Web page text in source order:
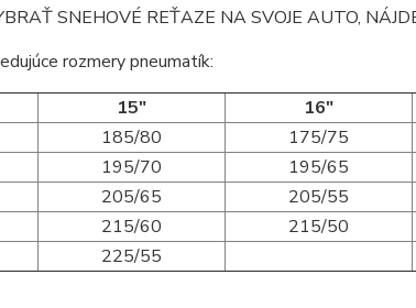
SNEHOVÉ REŤAZE NA SVOJE AUTO,
rozmery pneumatík:
15" 16"
185/80 175/75
195/70 195/65
205/65
205/55
215/60
215/50
225/55